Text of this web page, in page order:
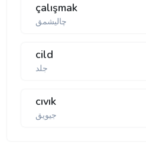
çalışmak
چالیشمق
cild
جلد
cıvık
جیویق